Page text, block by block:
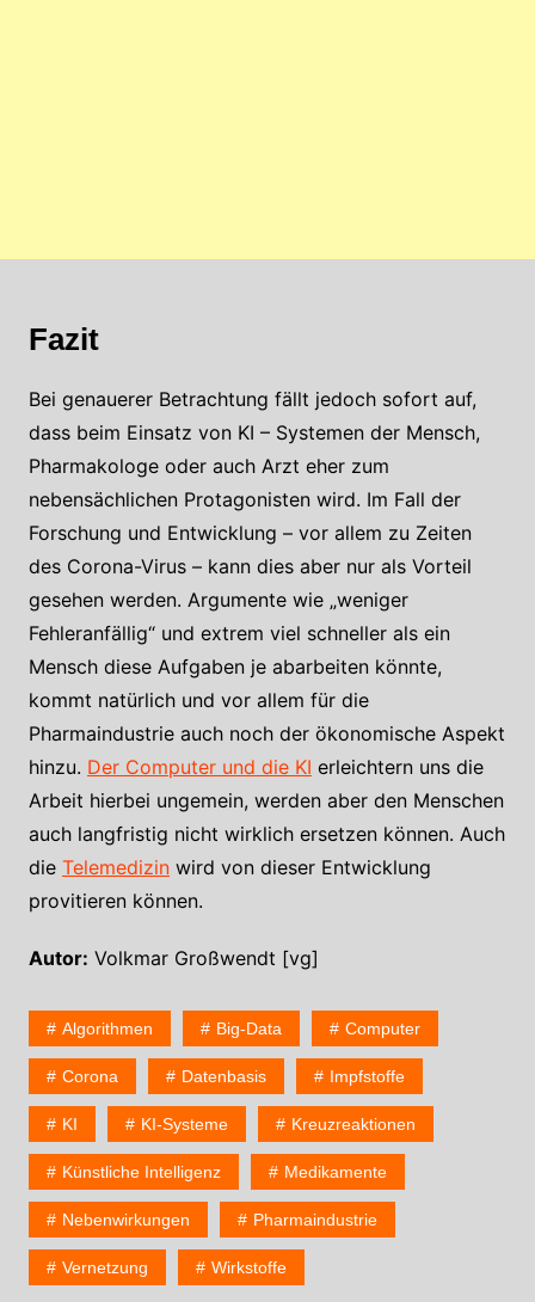
Fazit
Bei genauerer Betrachtung fällt jedoch sofort auf,
dass beim Einsatz von KI – Systemen der Mensch,
Pharmakologe oder auch Arzt eher zum
nebensächlichen Protagonisten wird. Im Fall der
Forschung und Entwicklung – vor allem zu Zeiten
des Corona-Virus – kann dies aber nur als Vorteil
gesehen werden. Argumente wie „weniger
Fehleranfällig“ und extrem viel schneller als ein
Mensch diese Aufgaben je abarbeiten könnte,
kommt natürlich und vor allem für die
Pharmaindustrie auch noch der ökonomische Aspekt
hinzu. Der Computer und die KI erleichtern uns die
Arbeit hierbei ungemein, werden aber den Menschen
auch langfristig nicht wirklich ersetzen können. Auch
die Telemedizinwird von dieser Entwicklung
provitieren können.
Autor: Volkmar Großwendt [vg]
Algorithmen Big-Data Computer
Corona Datenbasis Impfstoffe
KI KI-Systeme Kreuzreaktionen
Künstliche Intelligenz Medikamente
Nebenwirkungen Pharmaindustrie
Vernetzung Wirkstoffe